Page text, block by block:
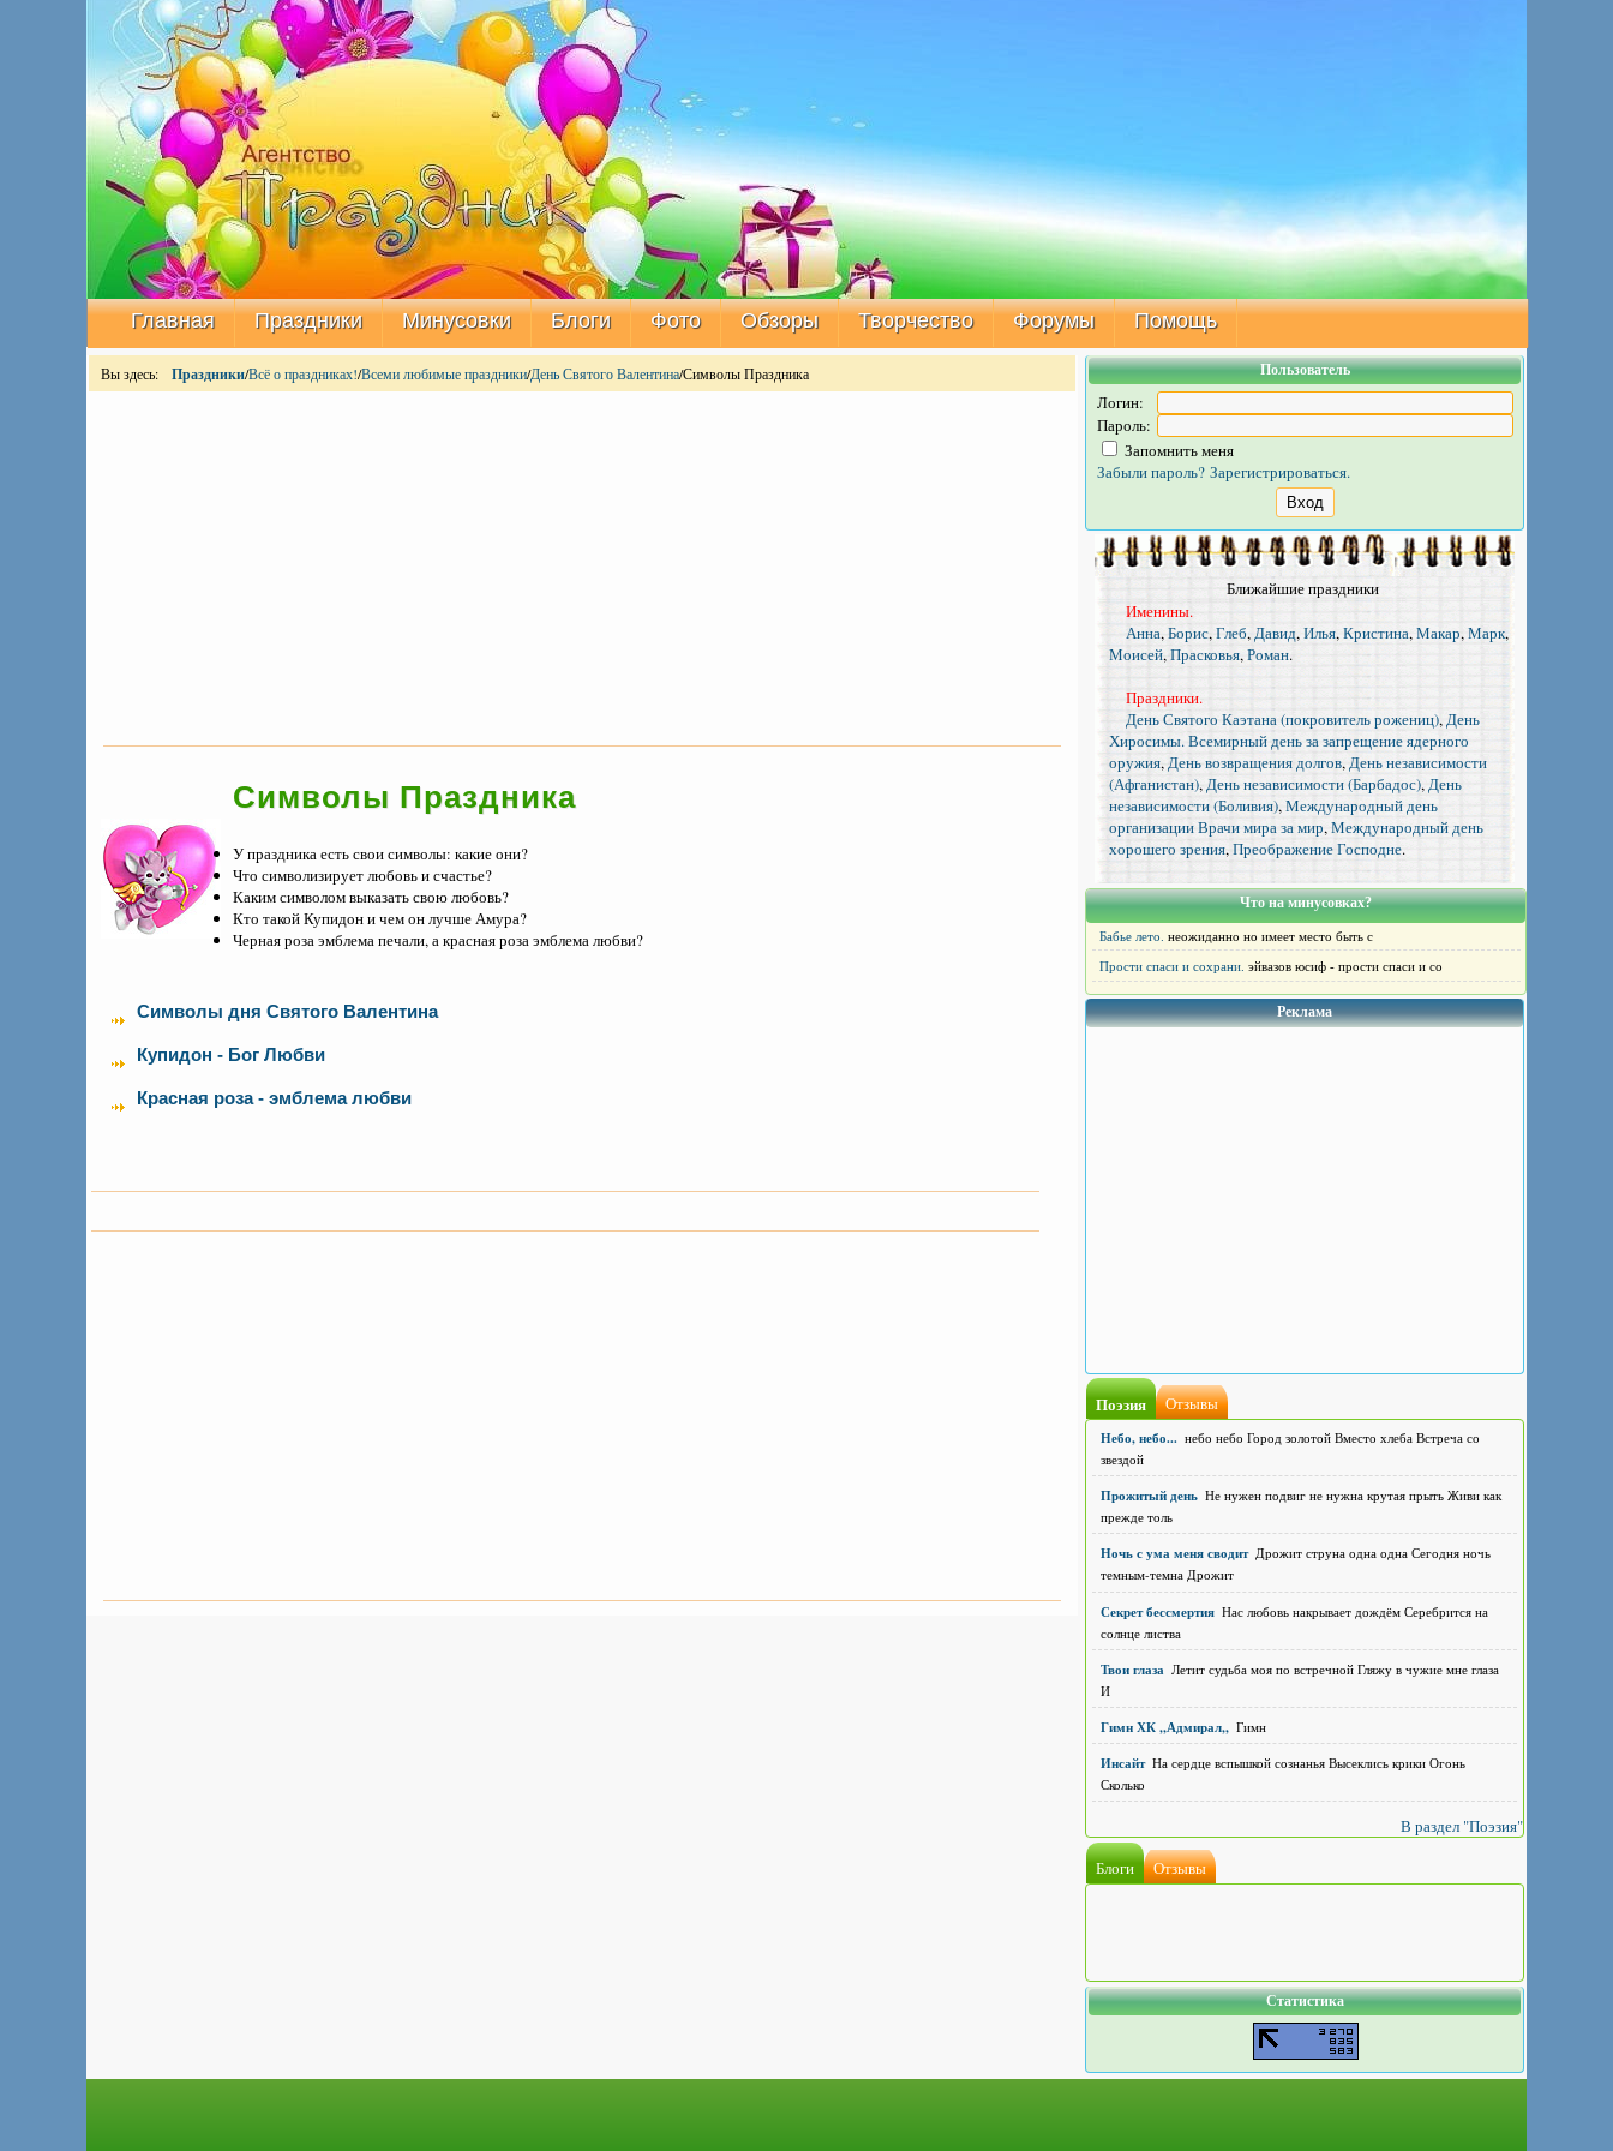
Главная Праздники Минусовки Блоги Фото Обзоры Творчество Форумы Помощь
Вы здесь: Праздники/Всё о праздниках!/Всеми любимые праздники/День Святого Валентина/Символы Праздника
Символы Праздника
У праздника есть свои символы: какие они?
Что символизирует любовь и счастье?
Каким символом выказать свою любовь?
Кто такой Купидон и чем он лучше Амура?
Черная роза эмблема печали, а красная роза эмблема любви?
Символы дня Святого Валентина
Купидон - Бог Любви
Красная роза - эмблема любви
Пользователь
Логин:
Пароль:
Запомнить меня
Забыли пароль? Зарегистрироваться.
Ближайшие праздники
Именины.
Анна,Борис,Глеб,Давид,Илья,Кристина,Макар,Марк,
Моисей,Прасковья,Роман.
Праздники.
День Святого Каэтана (покровитель рожениц),День
Хиросимы. Всемирный день за запрещение ядерного
оружия,День возвращения долгов,День независимости
(Афганистан),День независимости (Барбадос),День
независимости (Боливия),Международный день
организации Врачи мира за мир,Международный день
хорошего зрения,Преображение Господне.
Что на минусовках?
Бабье лето. неожиданно но имеет место быть с
Прости спаси и сохрани. эйвазов юсиф - прости спаси и со
Реклама
Поэзия Отзывы
Небо, небо... небо небо Город золотой Вместо хлеба Встреча со
звездой
Прожитый день Не нужен подвиг не нужна крутая прыть Живи как
прежде толь
Ночь с ума меня сводит Дрожит струна одна одна Сегодня ночь
темным-темна Дрожит
Секрет бессмертия Нас любовь накрывает дождём Серебрится на
солнце листва
Твои глаза Летит судьба моя по встречной Гляжу в чужие мне глаза
И
Гимн ХК ,,Адмирал,, Гимн
Инсайт На сердце вспышкой сознанья Высеклись крики Огонь
Сколько
В раздел "Поэзия"
Блоги
Отзывы
Статистика